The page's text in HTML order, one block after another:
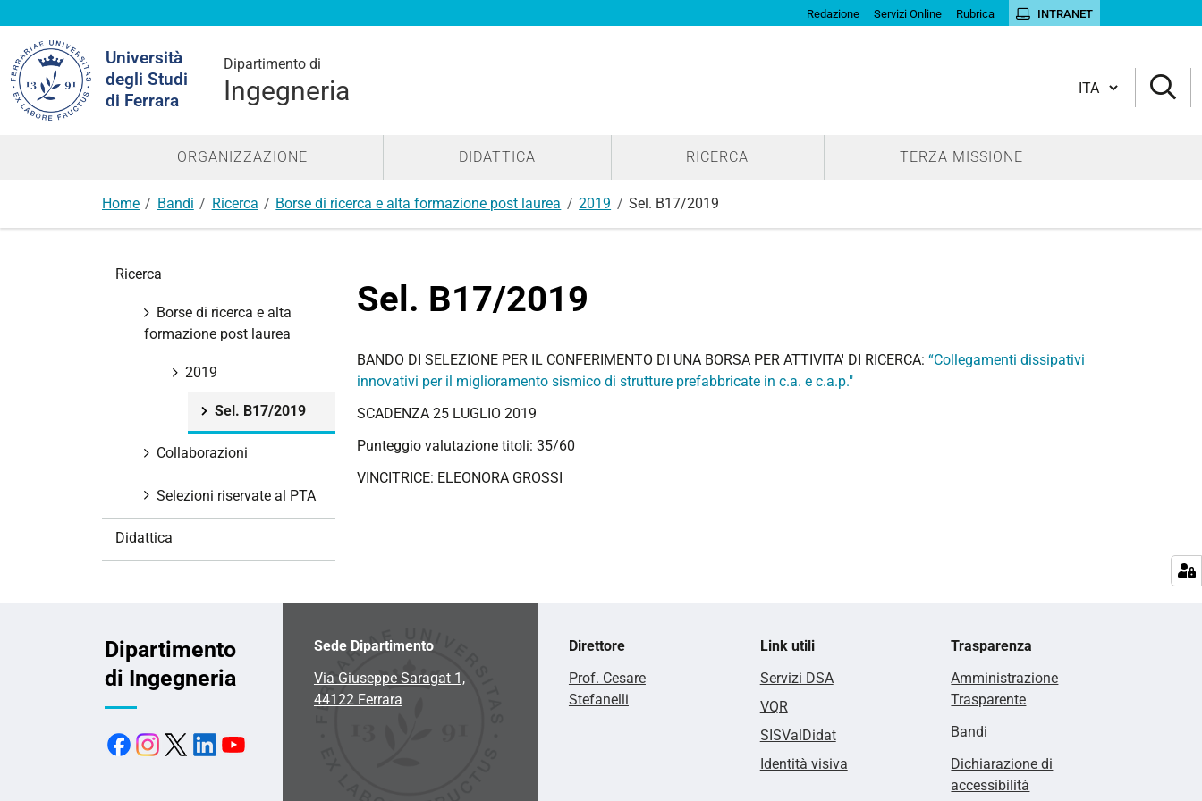
Redazione Servizi Online Rubrica INTRANET
Università
degli Studi
di Ferrara
Dipartimento di
Ingegneria
nel
sito
Cambia lingua
ORGANIZZAZIONE DIDATTICA RICERCA TERZA MISSIONE
Home Bandi Ricerca Borse di ricerca e alta formazione post laurea 2019 Sel. B17/2019
Sel. B17/2019
BANDO DI SELEZIONE PER IL CONFERIMENTO DI UNA BORSA PER ATTIVITA' DI RICERCA: “Collegamenti dissipativi
innovativi per il miglioramento sismico di strutture prefabbricate in c.a. e c.a.p."
SCADENZA 25 LUGLIO 2019
Punteggio valutazione titoli: 35/60
VINCITRICE: ELEONORA GROSSI
Ricerca
Borse di ricerca e alta
formazione post laurea
2019
Sel. B17/2019
Collaborazioni
Selezioni riservate al PTA
Didattica
Dipartimento
di Ingegneria
Sede Dipartimento
Via Giuseppe Saragat 1,
44122 Ferrara
Direttore
Prof. Cesare
Stefanelli
Link utili
Servizi DSA
VQR
SISValDidat
Identità visiva
Trasparenza
Amministrazione
Trasparente
Bandi
Dichiarazione di
accessibilità